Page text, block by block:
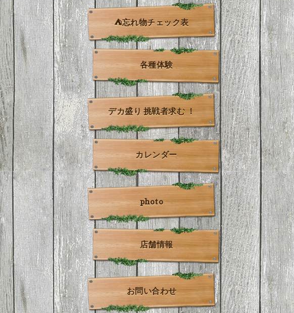
⛺忘れ物チェック表
各種体験
デカ盛り 挑戦者求む ！
カレンダー
photo
店舗情報
お問い合わせ